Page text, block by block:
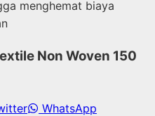
menghemat biaya
Non Woven 150
WhatsApp